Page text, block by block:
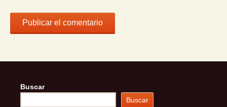
Buscar
Buscar